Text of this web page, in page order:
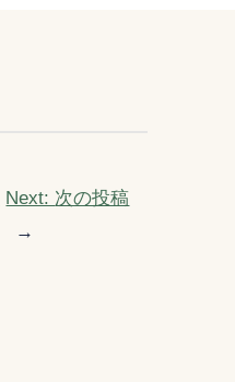
Next: 次の投稿
→